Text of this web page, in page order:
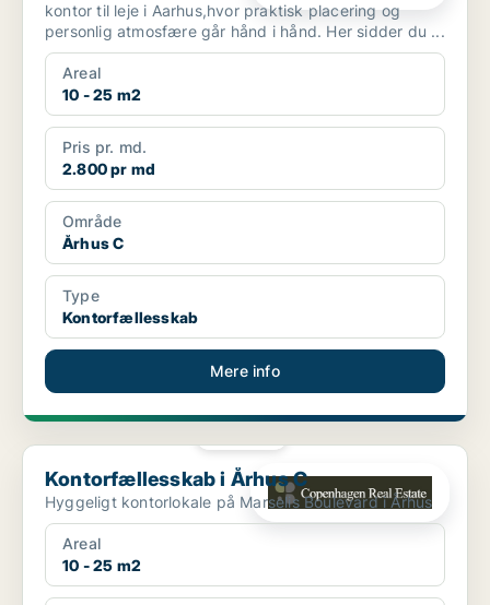
kontor til leje i Aarhus,hvor praktisk placering og
personlig atmosfære går hånd i hånd. Her sidder du ...
Areal
10 - 25 m2
Pris pr. md.
2.800 pr md
Område
Århus C
Type
Kontorfællesskab
Mere info
Kontorfællesskab i Århus C
Kontorfællesskab i Århus C
Hyggeligt kontorlokale på Marselis Boulevard i Århus
Areal
10 - 25 m2